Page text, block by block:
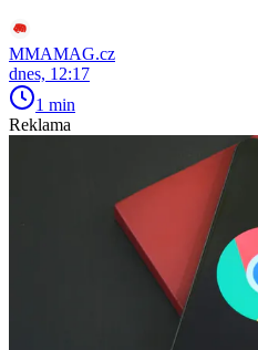
MMAMAG.cz
dnes, 12:17
1 min
Reklama